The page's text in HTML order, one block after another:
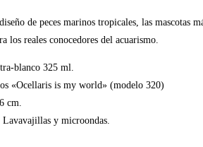
de peces marinos tropicales, las mascotas
los reales conocedores del acuarismo.
blanco 325 ml.
«Ocellaris is my world» (modelo 320)
cm.
Lavavajillas y microondas.